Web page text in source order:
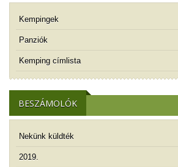
Kempingek
Panziók
Kemping címlista
BESZÁMOLÓK
Nekünk küldték
2019.